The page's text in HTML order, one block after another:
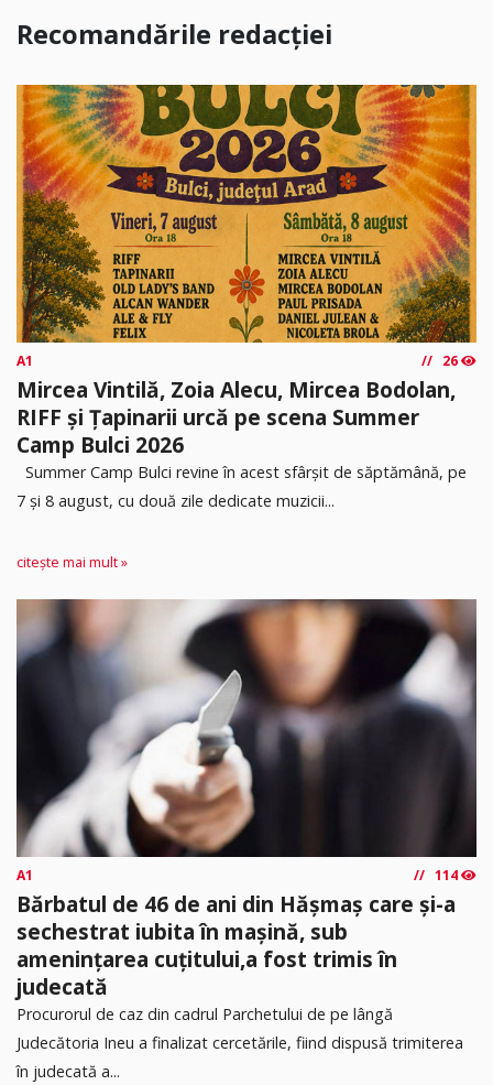
Recomandările redacției
A1 26
Mircea Vintilă, Zoia Alecu, Mircea Bodolan,
RIFF și Țapinarii urcă pe scena Summer
Camp Bulci 2026
Summer Camp Bulci revine în acest sfârșit de săptămână, pe
7 și 8 august, cu două zile dedicate muzicii...
citește mai mult »
A1 114
Bărbatul de 46 de ani din Hășmaș care și-a
sechestrat iubita în mașină, sub
amenințarea cuțitului,a fost trimis în
judecată
Procurorul de caz din cadrul Parchetului de pe lângă
Judecătoria Ineu a finalizat cercetările, fiind dispusă trimiterea
în judecată a...